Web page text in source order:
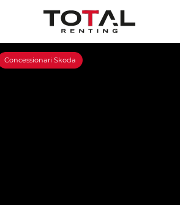
Concessionari Skoda